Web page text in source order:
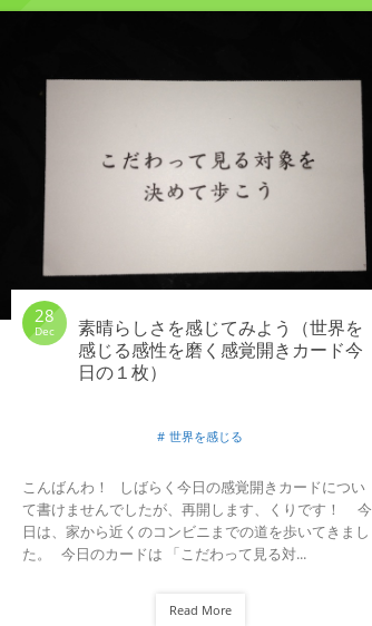
28
Dec
素晴らしさを感じてみよう（世界を
感じる感性を磨く感覚開きカード今
日の１枚）
世界を感じる
こんばんわ！ しばらく今日の感覚開きカードについ
て書けませんでしたが、再開します、くりです！ 今
日は、家から近くのコンビニまでの道を歩いてきまし
た。 今日のカードは 「こだわって見る対...
Read More